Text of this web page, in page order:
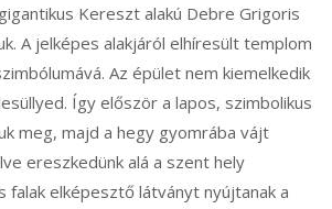
Kereszt alakú Debre Grigoris
A jelképes alakjáról elhíresült templom
Az épület nem kiemelkedik
Így először a lapos, szimbolikus
meg, majd a hegy gyomrába vájt
ereszkedünk alá a szent hely
falak elképesztő látványt nyújtanak a